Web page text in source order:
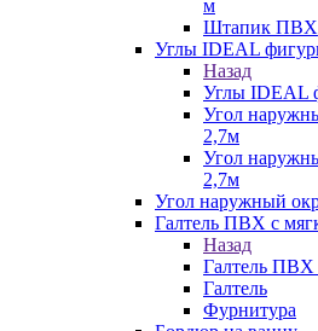
м
Штапик ПВХ
Углы IDEAL
Назад
Углы IDEAL
Угол
2,7м
Угол
2,7м
Угол наружный
Галтель ПВХ с
Назад
Галтель ПВХ
Галтель
Фурнитура